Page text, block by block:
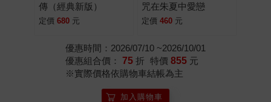
傳（經典新版）
定價 680 元
咒在朱夏中愛戀
定價 460 元
優惠時間：2026/07/10 ~2026/10/01
優惠組合價： 75 折 特價 855 元
※實際價格依購物車結帳為主
加入購物車